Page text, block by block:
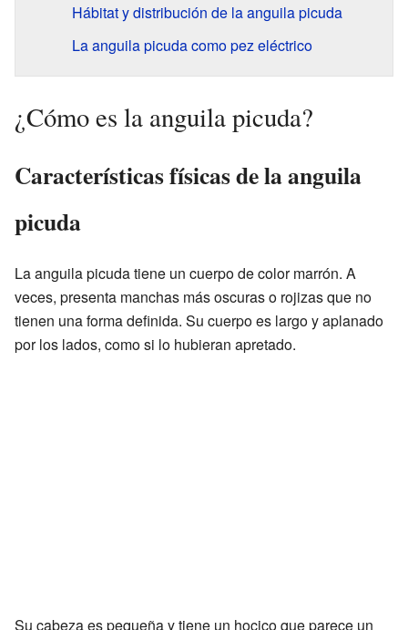
Hábitat y distribución de la anguila picuda
La anguila picuda como pez eléctrico
¿Cómo es la anguila picuda?
Características físicas de la anguila
picuda
La anguila picuda tiene un cuerpo de color marrón. A
veces, presenta manchas más oscuras o rojizas que no
tienen una forma definida. Su cuerpo es largo y aplanado
por los lados, como si lo hubieran apretado.
Su cabeza es pequeña y tiene un hocico que parece un